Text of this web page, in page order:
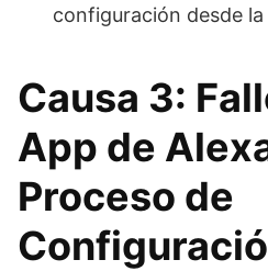
configuración desde la
Causa 3:
App de
Proceso de